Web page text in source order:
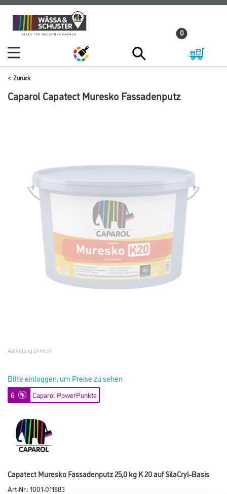
Zum
Inhalt
Zum
Navigationsmenü
0
Zurück
Caparol Capatect Muresko Fassadenputz
Abbildung ähnlich
Bitte einloggen, um Preise zu sehen
6 Caparol PowerPunkte
Capatect Muresko Fassadenputz 25,0 kg K 20 auf SilaCryl-Basis
Art-Nr.:1001-011883